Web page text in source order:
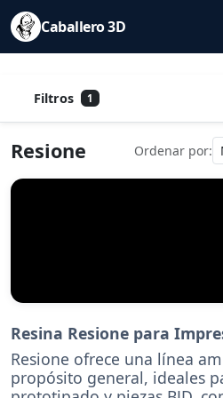
Caballero 3D
Filtros 1
Resione Ordenar por:
Resina Resione para
Resione ofrece una línea
propósito general, ideales